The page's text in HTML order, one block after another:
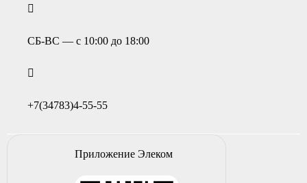
СБ-ВС — с 10:00 до 18:00
+7(34783)4-55-55
Приложение Элеком